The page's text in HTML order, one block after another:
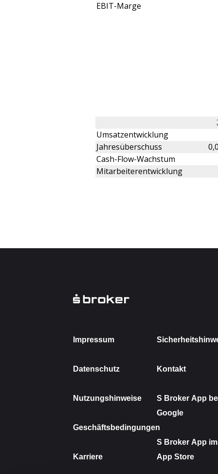
EBIT-Marge
Umsatzentwicklung
Jahresüberschuss
Cash-Flow-Wachstum
Mitarbeiterentwicklung